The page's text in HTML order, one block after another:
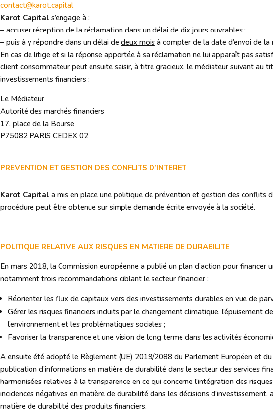
contact@karot.capital
Karot Capital s’engage à :
– accuser réception de la réclamation dans un délai de dix joursouvrables ;
– puis à y répondre dans un délai de deux moisà compter de la date d’envoi de la
En cas de litige et si la réponse apportée à sa réclamation ne lui apparaît pas
client consommateur peut ensuite saisir, à titre gracieux, le médiateur suivantau
investissements financiers :
Le Médiateur
Autorité des marchés financiers
17, place de la Bourse
P75082 PARIS CEDEX 02
PREVENTION ET GESTION DES CONFLITS D’INTERET
Karot Capital a mis en place une politique de prévention et gestion des conflits
procédure peut être obtenue sur simple demande écrite envoyée à la société.
POLITIQUE RELATIVE AUX RISQUES EN MATIERE DE DURABILITE
En mars 2018, la Commission européenne a publié un plan d’action pour financer
notamment trois recommandations ciblant le secteur financier :
Réorienter les flux de capitaux vers des investissements durables en vue de
Gérer les risques financiers induits par le changement climatique, l’épuisement
l’environnement et les problématiques sociales ;
Favoriser la transparence et une vision de long terme dans les activités
A ensuite été adopté le Règlement (UE) 2019/2088 du Parlement Européen et
publication d’informations en matière de durabilité dans le secteur des services
harmonisées relatives à la transparence en ce qui concerne l’intégration des
incidences négatives en matière de durabilité dans les décisions d’investissement,
matière de durabilité des produits financiers.